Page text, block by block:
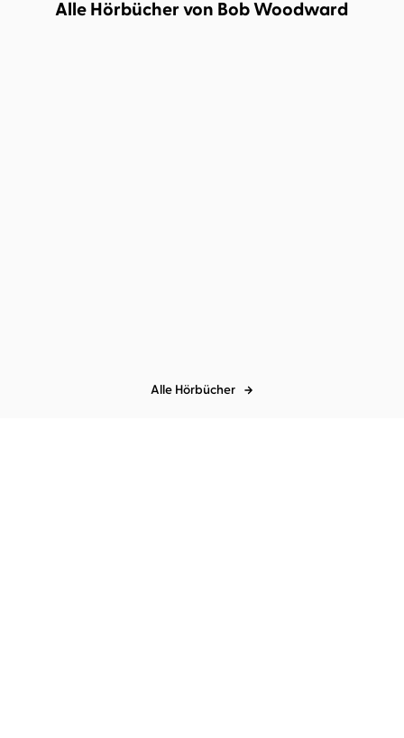
Alle Hörbücher von Bob Woodward
Alle Hörbücher